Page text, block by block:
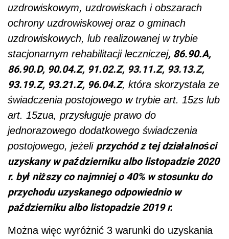
uzdrowiskowym, uzdrowiskach i obszarach
ochrony uzdrowiskowej oraz o gminach
uzdrowiskowych, lub realizowanej w trybie
stacjonarnym rehabilitacji leczniczej, 86.90.A,
86.90.D, 90.04.Z, 91.02.Z, 93.11.Z, 93.13.Z,
93.19.Z, 93.21.Z, 96.04.Z, która skorzystała ze
świadczenia postojowego w trybie art. 15zs lub
art. 15zua, przysługuje prawo do
jednorazowego dodatkowego świadczenia
postojowego, jeżeli przychód z tej działalności
uzyskany w październiku albo listopadzie 2020
r. był niższy co najmniej o 40% w stosunku do
przychodu uzyskanego odpowiednio w
październiku albo listopadzie 2019 r.
Można więc wyróżnić 3 warunki do uzyskania